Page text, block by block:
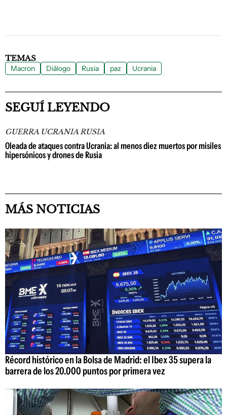
TEMAS
Macron Diálogo Rusia paz Ucrania
SEGUÍ LEYENDO
GUERRA UCRANIA RUSIA
Oleada de ataques contra Ucrania: al menos diez muertos por misiles
hipersónicos y drones de Rusia
MÁS NOTICIAS
Récord histórico en la Bolsa de Madrid: el Ibex 35 supera la
barrera de los 20.000 puntos por primera vez